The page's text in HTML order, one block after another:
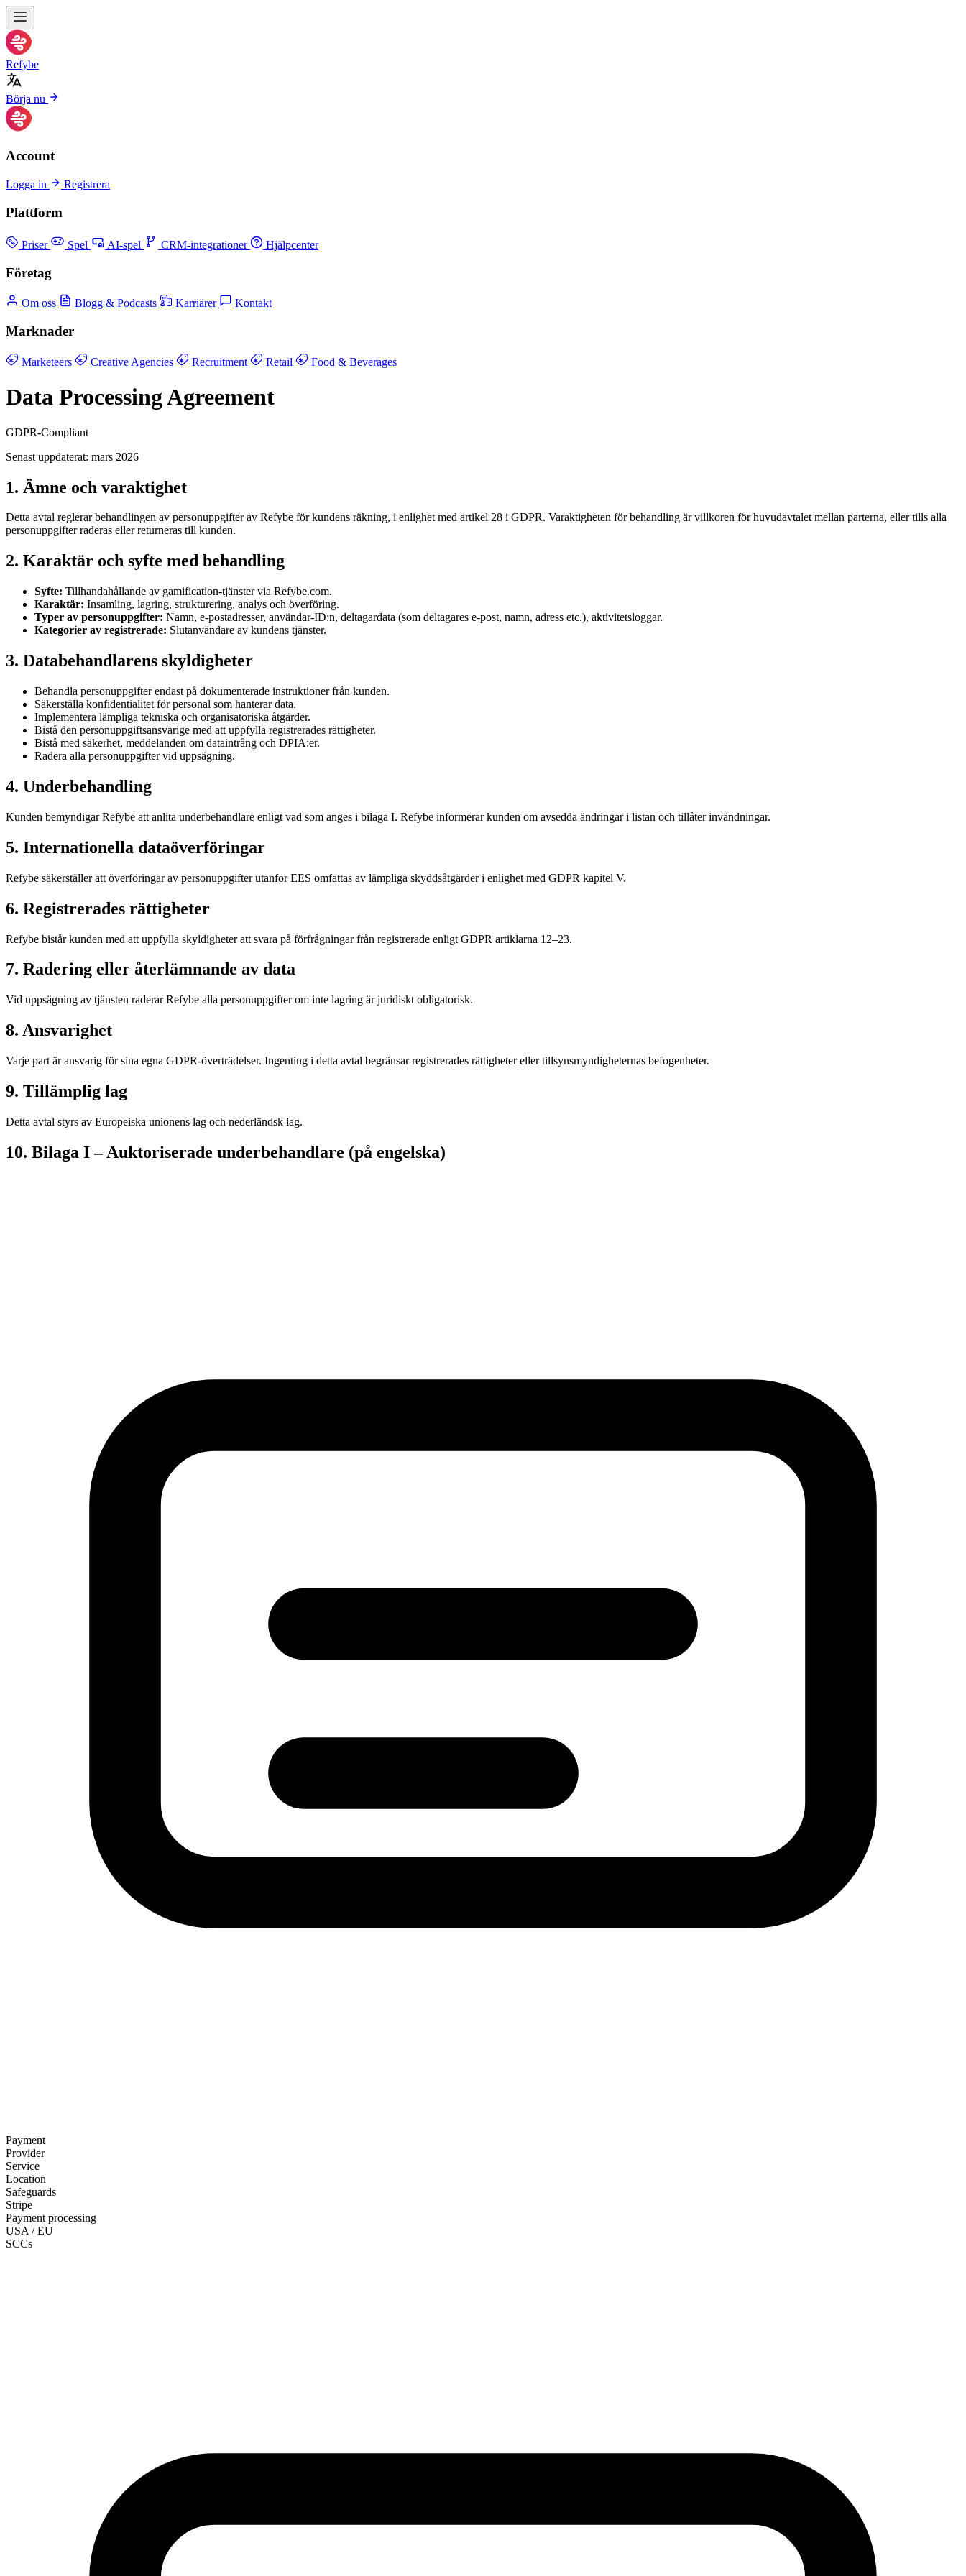
Refybe
Börja nu
Account
Logga in Registrera
Plattform
Priser Spel AI-spel CRM-integrationer Hjälpcenter
Företag
Om oss Blogg & Podcasts Karriärer Kontakt
Marknader
Marketeers Creative Agencies Recruitment Retail Food & Beverages
Data Processing Agreement
GDPR-Compliant
Senast uppdaterat: mars 2026
1. Ämne och varaktighet
Detta avtal reglerar behandlingen av personuppgifter av Refybe för kundens räkning, i enlighet med artikel 28 i GDPR. Varaktigheten för behandling är villkoren för huvudavtalet mellan parterna, eller tills alla
personuppgifter raderas eller returneras till kunden.
2. Karaktär och syfte med behandling
Syfte: Tillhandahållande av gamification-tjänster via Refybe.com.
Karaktär: Insamling, lagring, strukturering, analys och överföring.
Typer av personuppgifter: Namn, e-postadresser, användar-ID:n, deltagardata (som deltagares e-post, namn, adress etc.), aktivitetsloggar.
Kategorier av registrerade: Slutanvändare av kundens tjänster.
3. Databehandlarens skyldigheter
Behandla personuppgifter endast på dokumenterade instruktioner från kunden.
Säkerställa konfidentialitet för personal som hanterar data.
Implementera lämpliga tekniska och organisatoriska åtgärder.
Bistå den personuppgiftsansvarige med att uppfylla registrerades rättigheter.
Bistå med säkerhet, meddelanden om dataintrång och DPIA:er.
Radera alla personuppgifter vid uppsägning.
4. Underbehandling
Kunden bemyndigar Refybe att anlita underbehandlare enligt vad som anges i bilaga I. Refybe informerar kunden om avsedda ändringar i listan och tillåter invändningar.
5. Internationella dataöverföringar
Refybe säkerställer att överföringar av personuppgifter utanför EES omfattas av lämpliga skyddsåtgärder i enlighet med GDPR kapitel V.
6. Registrerades rättigheter
Refybe bistår kunden med att uppfylla skyldigheter att svara på förfrågningar från registrerade enligt GDPR artiklarna 12–23.
7. Radering eller återlämnande av data
Vid uppsägning av tjänsten raderar Refybe alla personuppgifter om inte lagring är juridiskt obligatorisk.
8. Ansvarighet
Varje part är ansvarig för sina egna GDPR-överträdelser. Ingenting i detta avtal begränsar registrerades rättigheter eller tillsynsmyndigheternas befogenheter.
9. Tillämplig lag
Detta avtal styrs av Europeiska unionens lag och nederländsk lag.
10. Bilaga I – Auktoriserade underbehandlare (på engelska)
Payment
Provider
Service
Location
Safeguards
Stripe
Payment processing
USA / EU
SCCs